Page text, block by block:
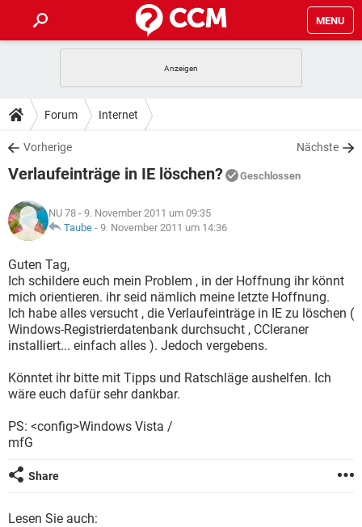
MENU
ANDROID
WINDOWS 10
WHATSAPP TIKTOK
FACEBOOK
TIPPS & TRICKS
SPIELE
WHATSAPP TIKTOK
FACEBOOK
DOWNLOADS
SPIELE STREAMING
ANDROID
WINDOWS 10 INSTAGRAM
WHATSAPP
FACEBOOK HARDWARE
SPIELE STREAMING
ANDROID
WINDOWS 10
WHATSAPP TIKTOK
FACEBOOK HARDWARE
LEXIKON
SPIELE
ANDROID IOS
WINDOWS 10 INSTAGRAM
WHATSAPP TIKTOK
Forum Internet
Vorherige Nächste
Verlaufeinträge in IE löschen? Geschlossen
NU 78 - 9. November 2011 um 09:35
Taube - 9. November 2011 um 14:36
Guten Tag,
Ich schildere euch mein Problem , in der Hoffnung ihr könnt
mich orientieren. ihr seid nämlich meine letzte Hoffnung.
Ich habe alles versucht , die Verlaufeinträge in IE zu löschen (
Windows-Registrierdatenbank durchsucht , CCleraner
installiert... einfach alles ). Jedoch vergebens.
Könntet ihr bitte mit Tipps und Ratschläge aushelfen. Ich
wäre euch dafür sehr dankbar.
PS: <config>Windows Vista /
mfG
Share
Lesen Sie auch: